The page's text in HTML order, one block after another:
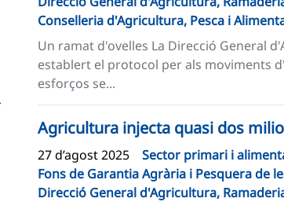
Conselleria d'Agricultura, Pesca i
Un ramat d'ovelles La Direcció General
establert el protocol per als moviments
esforços se...
Agricultura injecta quasi dos
27 d’agost 2025 Sector primari i
Fons de Garantia Agrària i Pesquera de
Direcció General d'Agricultura,